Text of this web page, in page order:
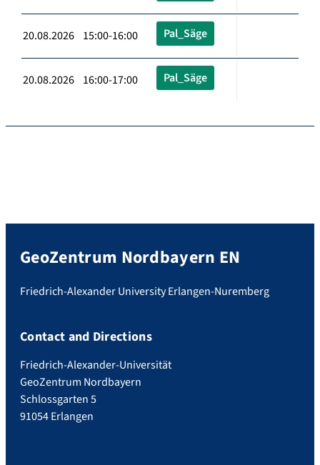
20.08.2026 15:00-16:00 Pal_Säge
20.08.2026 16:00-17:00 Pal_Säge
GeoZentrum Nordbayern EN
Friedrich-Alexander University Erlangen-Nuremberg
Contact and Directions
Friedrich-Alexander-Universität
GeoZentrum Nordbayern
Schlossgarten 5
91054 Erlangen